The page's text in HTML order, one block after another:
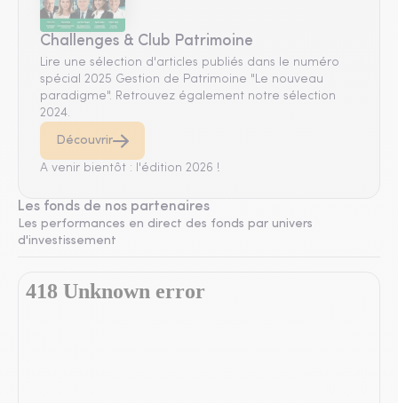
Challenges & Club Patrimoine
Lire une sélection d'articles publiés dans le numéro
spécial 2025 Gestion de Patrimoine "Le nouveau
paradigme". Retrouvez également notre sélection
2024.
Découvrir
A venir bientôt : l'édition 2026 !
Les fonds de nos partenaires
Les performances en direct des fonds par univers
d'investissement